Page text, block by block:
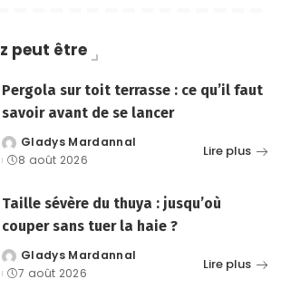
peut être
Pergola sur toit terrasse : ce qu’il faut
savoir avant de se lancer
Posted
by
Gladys Mardannal
8 août 2026
Lire plus
Taille sévère du thuya : jusqu’où
couper sans tuer la haie ?
Posted
by
Gladys Mardannal
7 août 2026
Lire plus